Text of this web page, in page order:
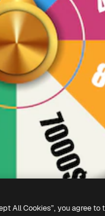
All Cookies”, you agree